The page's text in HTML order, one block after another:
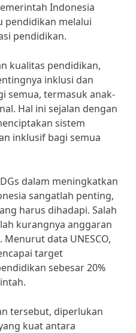
Indonesia
pendidikan melalui
pendidikan.
kualitas pendidikan,
inklusi dan
semua, termasuk anak-
Hal ini sejalan dengan
sistem
inklusif bagi semua
dalam meningkatkan
sangatlah penting,
harus dihadapi. Salah
kurangnya anggaran
data UNESCO,
target
sebesar 20%
tersebut, diperlukan
kuat antara